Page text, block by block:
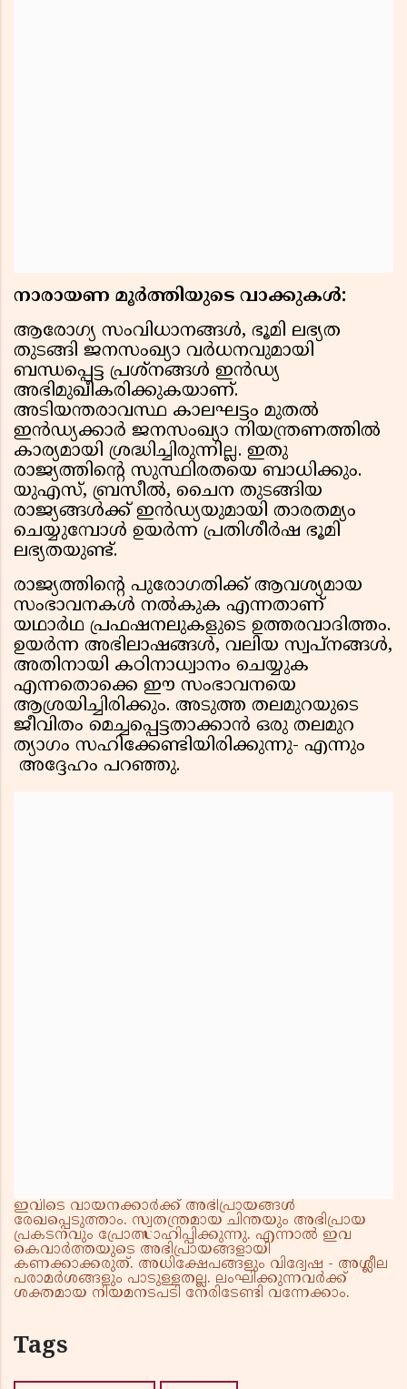
നാരായണ മൂര്‍ത്തിയുടെ വാക്കുകള്‍:
ആരോഗ്യ സംവിധാനങ്ങള്‍, ഭൂമി ലഭ്യത
തുടങ്ങി ജനസംഖ്യാ വര്‍ധനവുമായി
ബന്ധപ്പെട്ട പ്രശ്‌നങ്ങള്‍ ഇന്‍ഡ്യ
അഭിമുഖീകരിക്കുകയാണ്.
അടിയന്തരാവസ്ഥ കാലഘട്ടം മുതല്‍
ഇന്‍ഡ്യക്കാര്‍ ജനസംഖ്യാ നിയന്ത്രണത്തില്‍
കാര്യമായി ശ്രദ്ധിച്ചിരുന്നില്ല. ഇതു
രാജ്യത്തിന്റെ സുസ്ഥിരതയെ ബാധിക്കും.
യുഎസ്, ബ്രസീല്‍, ചൈന തുടങ്ങിയ
രാജ്യങ്ങള്‍ക്ക് ഇന്‍ഡ്യയുമായി താരതമ്യം
ചെയ്യുമ്പോള്‍ ഉയര്‍ന്ന പ്രതിശീര്‍ഷ ഭൂമി
ലഭ്യതയുണ്ട്.
രാജ്യത്തിന്റെ പുരോഗതിക്ക് ആവശ്യമായ
സംഭാവനകള്‍ നല്‍കുക എന്നതാണ്
യഥാര്‍ഥ പ്രഫഷനലുകളുടെ ഉത്തരവാദിത്തം.
ഉയര്‍ന്ന അഭിലാഷങ്ങള്‍, വലിയ സ്വപ്നങ്ങള്‍,
അതിനായി കഠിനാധ്വാനം ചെയ്യുക
എന്നതൊക്കെ ഈ സംഭാവനയെ
ആശ്രയിച്ചിരിക്കും. അടുത്ത തലമുറയുടെ
ജീവിതം മെച്ചപ്പെട്ടതാക്കാന്‍ ഒരു തലമുറ
ത്യാഗം സഹിക്കേണ്ടിയിരിക്കുന്നു- എന്നും
അദ്ദേഹം പറഞ്ഞു.
ഇവിടെ വായനക്കാർക്ക് അഭിപ്രായങ്ങൾ
രേഖപ്പെടുത്താം. സ്വതന്ത്രമായ ചിന്തയും അഭിപ്രായ
പ്രകടനവും പ്രോത്സാഹിപ്പിക്കുന്നു. എന്നാൽ ഇവ
കെവാർത്തയുടെ അഭിപ്രായങ്ങളായി
കണക്കാക്കരുത്. അധിക്ഷേപങ്ങളും വിദ്വേഷ - അശ്ലീല
പരാമർശങ്ങളും പാടുള്ളതല്ല. ലംഘിക്കുന്നവർക്ക്
ശക്തമായ നിയമനടപടി നേരിടേണ്ടി വന്നേക്കാം.
Tags